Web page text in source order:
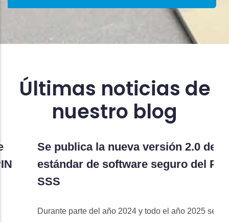
Últimas noticias de
nuestro blog
Se publica la nueva versión 2.0 del
estándar de software seguro del PCI
Durante parte del año 2024 y todo el año 2025 se ha